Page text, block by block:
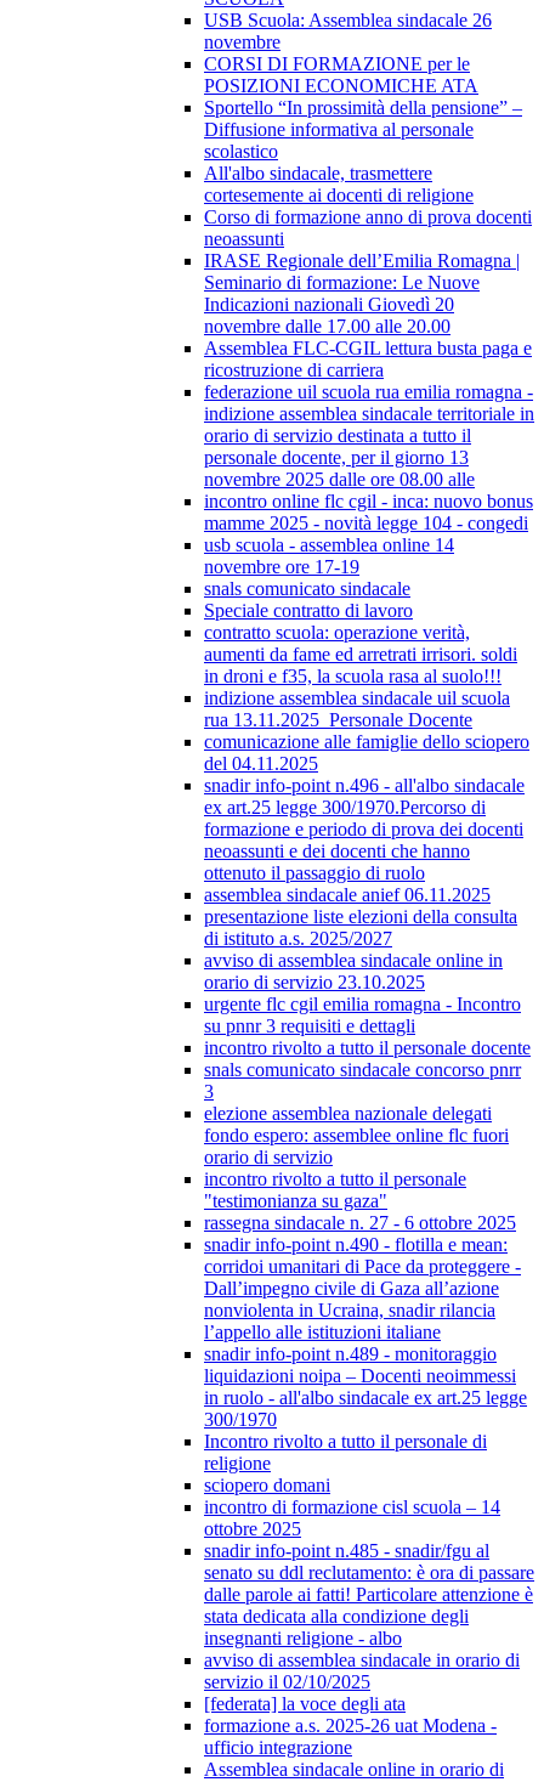
USB Scuola: Assemblea sindacale 26
novembre
CORSI DI FORMAZIONE per le
POSIZIONI ECONOMICHE ATA
Sportello “In prossimità della pensione” –
Diffusione informativa al personale
scolastico
All'albo sindacale, trasmettere
cortesemente ai docenti di religione
Corso di formazione anno di prova docenti
neoassunti
IRASE Regionale dell’Emilia Romagna |
Seminario di formazione: Le Nuove
Indicazioni nazionali Giovedì 20
novembre dalle 17.00 alle 20.00
Assemblea FLC-CGIL lettura busta paga e
ricostruzione di carriera
federazione uil scuola rua emilia romagna -
indizione assemblea sindacale territoriale in
orario di servizio destinata a tutto il
personale docente, per il giorno 13
novembre 2025 dalle ore 08.00 alle
incontro online flc cgil - inca: nuovo bonus
mamme 2025 - novità legge 104 - congedi
usb scuola - assemblea online 14
novembre ore 17-19
snals comunicato sindacale
Speciale contratto di lavoro
contratto scuola: operazione verità,
aumenti da fame ed arretrati irrisori. soldi
in droni e f35, la scuola rasa al suolo!!!
indizione assemblea sindacale uil scuola
rua 13.11.2025_Personale Docente
comunicazione alle famiglie dello sciopero
del 04.11.2025
snadir info-point n.496 - all'albo sindacale
ex art.25 legge 300/1970.Percorso di
formazione e periodo di prova dei docenti
neoassunti e dei docenti che hanno
ottenuto il passaggio di ruolo
assemblea sindacale anief 06.11.2025
presentazione liste elezioni della consulta
di istituto a.s. 2025/2027
avviso di assemblea sindacale online in
orario di servizio 23.10.2025
urgente flc cgil emilia romagna - Incontro
su pnnr 3 requisiti e dettagli
incontro rivolto a tutto il personale docente
snals comunicato sindacale concorso pnrr
3
elezione assemblea nazionale delegati
fondo espero: assemblee online flc fuori
orario di servizio
incontro rivolto a tutto il personale
"testimonianza su gaza"
rassegna sindacale n. 27 - 6 ottobre 2025
snadir info-point n.490 - flotilla e mean:
corridoi umanitari di Pace da proteggere -
Dall’impegno civile di Gaza all’azione
nonviolenta in Ucraina, snadir rilancia
l’appello alle istituzioni italiane
snadir info-point n.489 - monitoraggio
liquidazioni noipa – Docenti neoimmessi
in ruolo - all'albo sindacale ex art.25 legge
300/1970
Incontro rivolto a tutto il personale di
religione
sciopero domani
incontro di formazione cisl scuola – 14
ottobre 2025
snadir info-point n.485 - snadir/fgu al
senato su ddl reclutamento: è ora di passare
dalle parole ai fatti! Particolare attenzione è
stata dedicata alla condizione degli
insegnanti religione - albo
avviso di assemblea sindacale in orario di
servizio il 02/10/2025
[federata] la voce degli ata
formazione a.s. 2025-26 uat Modena -
ufficio integrazione
Assemblea sindacale online in orario di